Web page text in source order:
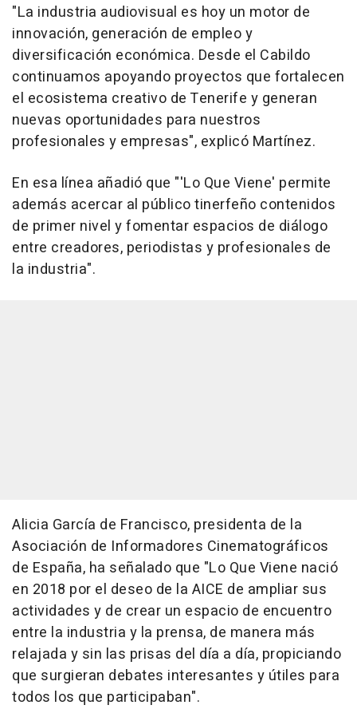
"La industria audiovisual es hoy un motor de
innovación, generación de empleo y
diversificación económica. Desde el Cabildo
continuamos apoyando proyectos que fortalecen
el ecosistema creativo de Tenerife y generan
nuevas oportunidades para nuestros
profesionales y empresas", explicó Martínez.
En esa línea añadió que "'Lo Que Viene' permite
además acercar al público tinerfeño contenidos
de primer nivel y fomentar espacios de diálogo
entre creadores, periodistas y profesionales de
la industria".
Alicia García de Francisco, presidenta de la
Asociación de Informadores Cinematográficos
de España, ha señalado que "Lo Que Viene nació
en 2018 por el deseo de la AICE de ampliar sus
actividades y de crear un espacio de encuentro
entre la industria y la prensa, de manera más
relajada y sin las prisas del día a día, propiciando
que surgieran debates interesantes y útiles para
todos los que participaban".